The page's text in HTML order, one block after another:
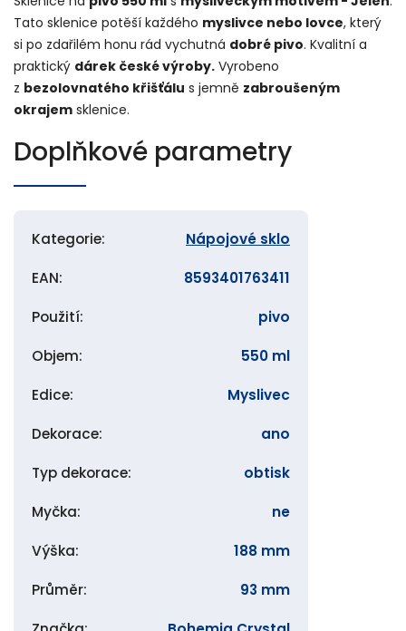
Tato sklenice potěší každého myslivce nebo lovce, který
si po zdařilém honu rád vychutná dobré pivo. Kvalitní a
praktický dárek české výroby. Vyrobeno
z bezolovnatého křišťálu s jemně zabroušeným
okrajem sklenice.
Doplňkové parametry
Kategorie: Nápojové sklo
EAN: 8593401763411
Použití: pivo
Objem: 550 ml
Edice: Myslivec
Dekorace: ano
Typ dekorace: obtisk
Myčka: ne
Výška: 188 mm
Průměr: 93 mm